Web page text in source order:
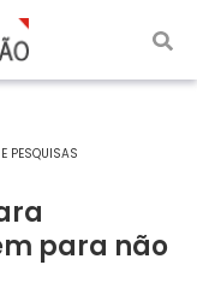
PESQUISAS
para não